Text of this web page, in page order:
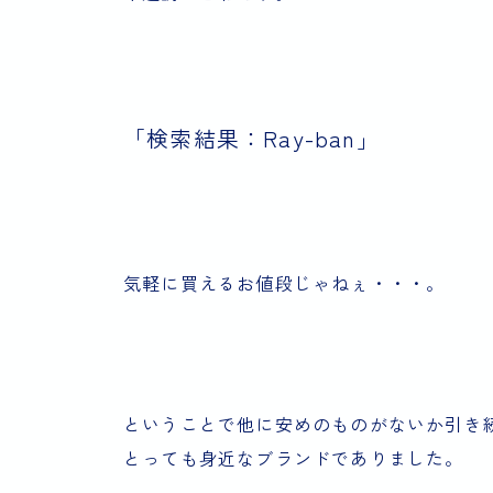
「検索結果：Ray-ban」
気軽に買えるお値段じゃねぇ・・・。
ということで他に安めのものがないか引き
とっても身近なブランドでありました。